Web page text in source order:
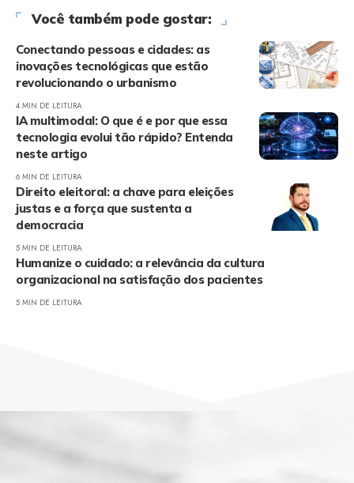
Você também pode gostar:
Conectando pessoas e cidades: as
inovações tecnológicas que estão
revolucionando o urbanismo
4 MIN DE LEITURA
IA multimodal: O que é e por que essa
tecnologia evolui tão rápido? Entenda
neste artigo
6 MIN DE LEITURA
Direito eleitoral: a chave para eleições
justas e a força que sustenta a
democracia
5 MIN DE LEITURA
Humanize o cuidado: a relevância da cultura
organizacional na satisfação dos pacientes
5 MIN DE LEITURA